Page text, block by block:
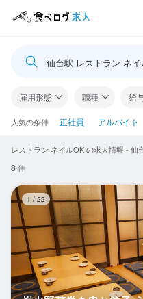
ログイン
食べログ求人TOP
求人検索
閲覧履歴
気になる求人
検索履歴・保存した条件
仙台駅 レストラン ネ
雇用形態 職種 給
人気の条件 正社員 アルバイト
レストラン ネイルOK の求人情報 - 仙
8件
1 / 22